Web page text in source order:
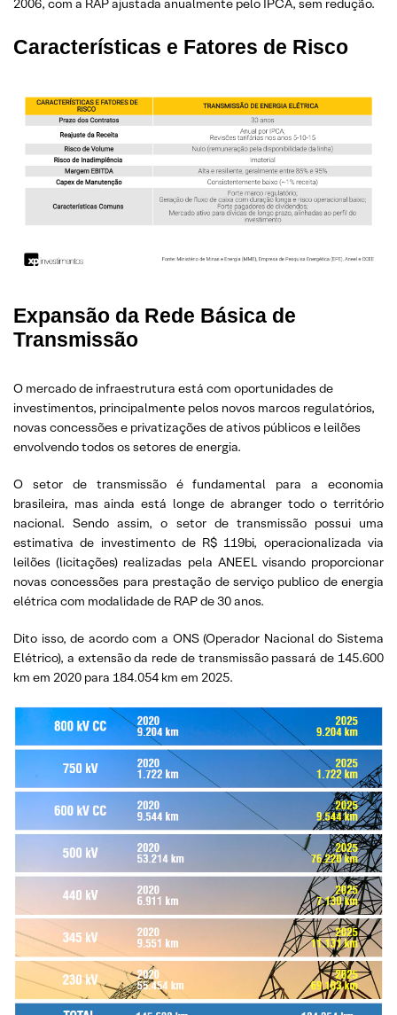
2006, com a RAP ajustada anualmente pelo IPCA, sem redução.
Características e Fatores de Risco
Expansão da Rede Básica de
Transmissão
O mercado de infraestrutura está com oportunidades de
investimentos, principalmente pelos novos marcos regulatórios,
novas concessões e privatizações de ativos públicos e leilões
envolvendo todos os setores de energia.
O setor de transmissão é fundamental para a economia
brasileira, mas ainda está longe de abranger todo o território
nacional. Sendo assim, o setor de transmissão possui uma
estimativa de investimento de R$ 119bi, operacionalizada via
leilões (licitações) realizadas pela ANEEL visando proporcionar
novas concessões para prestação de serviço publico de energia
elétrica com modalidade de RAP de 30 anos.
Dito isso, de acordo com a ONS (Operador Nacional do Sistema
Elétrico), a extensão da rede de transmissão passará de 145.600
km em 2020 para 184.054 km em 2025.